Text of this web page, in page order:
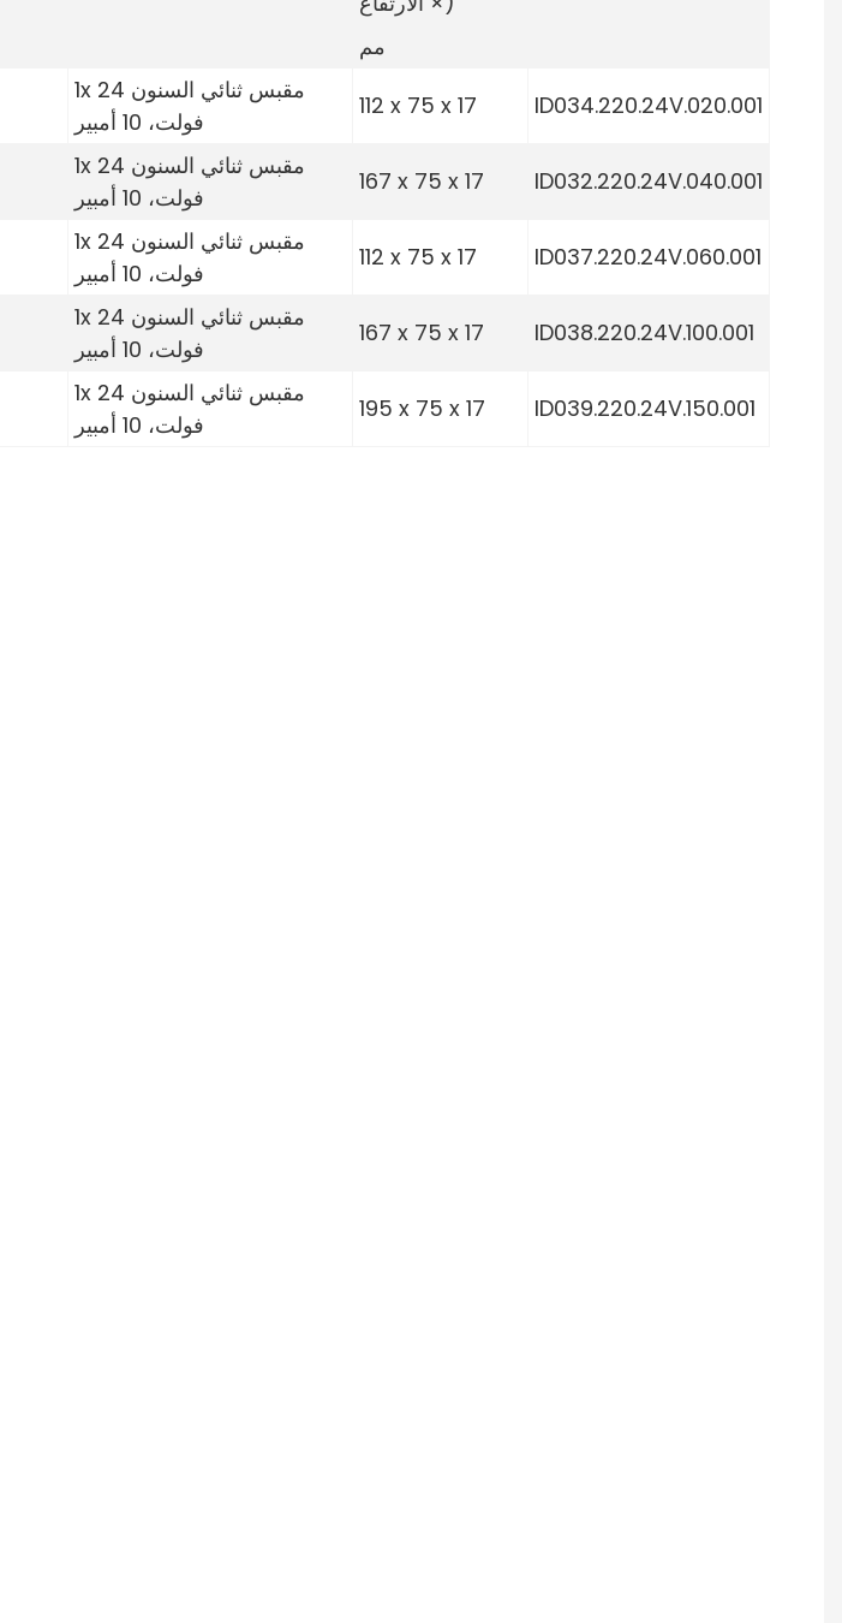
مم
1x مقبس ثنائي السنون 24
فولت، 10 أمبير
112 x 75 x 17 ID034.220.24V.020.001
1x مقبس ثنائي السنون 24
فولت، 10 أمبير
167 x 75 x 17 ID032.220.24V.040.001
1x مقبس ثنائي السنون 24
فولت، 10 أمبير
112 x 75 x 17 ID037.220.24V.060.001
1x مقبس ثنائي السنون 24
فولت، 10 أمبير
167 x 75 x 17 ID038.220.24V.100.001
1x مقبس ثنائي السنون 24
فولت، 10 أمبير
195 x 75 x 17 ID039.220.24V.150.001